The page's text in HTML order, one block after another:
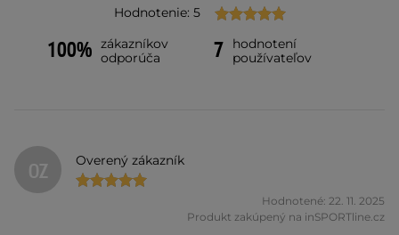
Hodnotenie: 5
100% zákazníkov
odporúča
7
hodnotení
používateľov
OZ Overený zákazník
Hodnotené: 22. 11. 2025
Produkt zakúpený na inSPORTline.cz